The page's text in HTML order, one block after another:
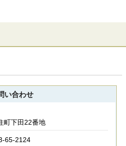
い合わせ
下田22番地
65-2124